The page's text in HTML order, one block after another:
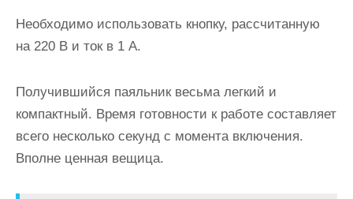
Необходимо использовать кнопку, рассчитанную
на 220 В и ток в 1 А.
Получившийся паяльник весьма легкий и
компактный. Время готовности к работе составляет
всего несколько секунд с момента включения.
Вполне ценная вещица.